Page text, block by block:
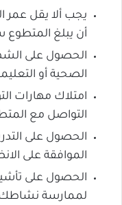
أن يبلغ المتطوع
الحصول على
الصحية أو
امتلاك مهارات
التواصل مع
الحصول على
الموافقة على
الحصول على
لممارسة نشاطك